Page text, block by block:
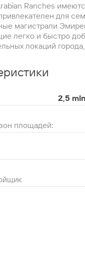
Ranches
для
магистрали
легко и быстро
локаций
2,5
площадей: